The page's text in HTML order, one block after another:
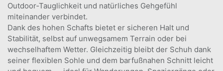
Outdoor‑Tauglichkeit und natürliches Gehgefühl
miteinander verbindet.
Dank des hohen Schafts bietet er sicheren Halt und
Stabilität, selbst auf unwegsamem Terrain oder bei
wechselhaftem Wetter. Gleichzeitig bleibt der Schuh dank
seiner flexiblen Sohle und dem barfußnahen Schnitt leicht